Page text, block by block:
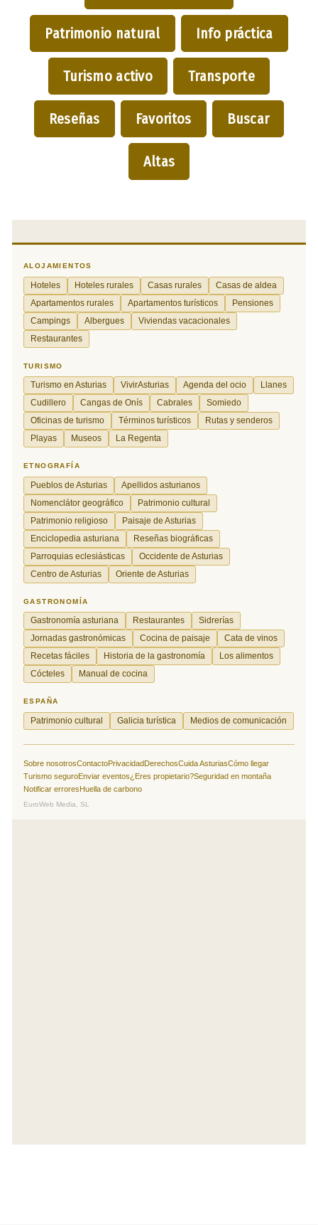
Patrimonio natural Info práctica
Turismo activo Transporte
Reseñas Favoritos Buscar
Altas